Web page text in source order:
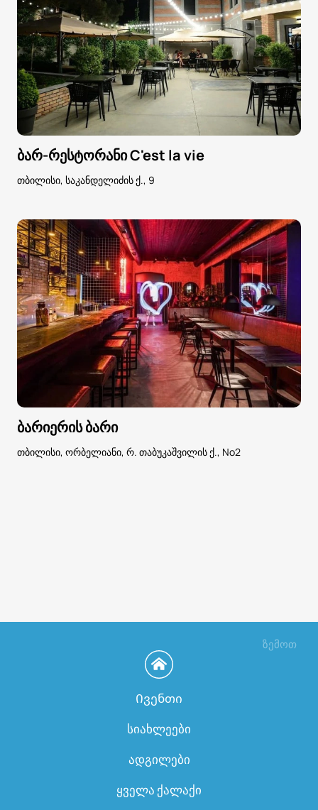
ბარ-რესტორანი C'est la vie
თბილისი, საკანდელიძის ქ., 9
ბარიერის ბარი
თბილისი, ორბელიანი, რ. თაბუკაშვილის ქ., No2
ზემოთ
Ივენთი
სიახლეები
ადგილები
ყველა ქალაქი